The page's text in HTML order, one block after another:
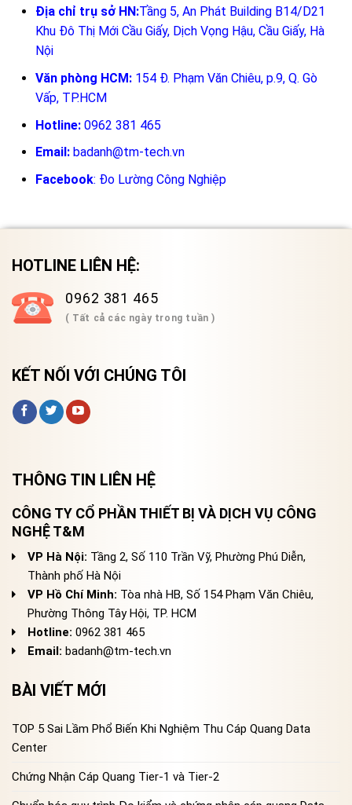
Địa chỉ trụ sở HN:Tầng 5, An Phát Building B14/D21
Khu Đô Thị Mới Cầu Giấy, Dịch Vọng Hậu, Cầu Giấy, Hà
Nội
Văn phòng HCM: 154 Đ. Phạm Văn Chiêu, p.9, Q. Gò
Vấp, TP.HCM
Hotline: 0962 381 465
Email: badanh@tm-tech.vn
Facebook: Đo Lường Công Nghiệp
HOTLINE LIÊN HỆ:
0962 381 465
( Tất cả các ngày trong tuần )
KẾT NỐI VỚI CHÚNG TÔI
THÔNG TIN LIÊN HỆ
CÔNG TY CỔ PHẦN THIẾT BỊ VÀ DỊCH VỤ CÔNG
NGHỆ T&M
VP Hà Nội: Tầng 2, Số 110 Trần Vỹ, Phường Phú Diễn,
Thành phố Hà Nội
VP Hồ Chí Minh: Tòa nhà HB, Số 154 Phạm Văn Chiêu,
Phường Thông Tây Hội, TP. HCM
Hotline: 0962 381 465
Email: badanh@tm-tech.vn
BÀI VIẾT MỚI
TOP 5 Sai Lầm Phổ Biến Khi Nghiệm Thu Cáp Quang Data
Center
Chứng Nhận Cáp Quang Tier-1 và Tier-2